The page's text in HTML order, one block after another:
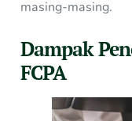
masing-masing.
Dampak
FCPA